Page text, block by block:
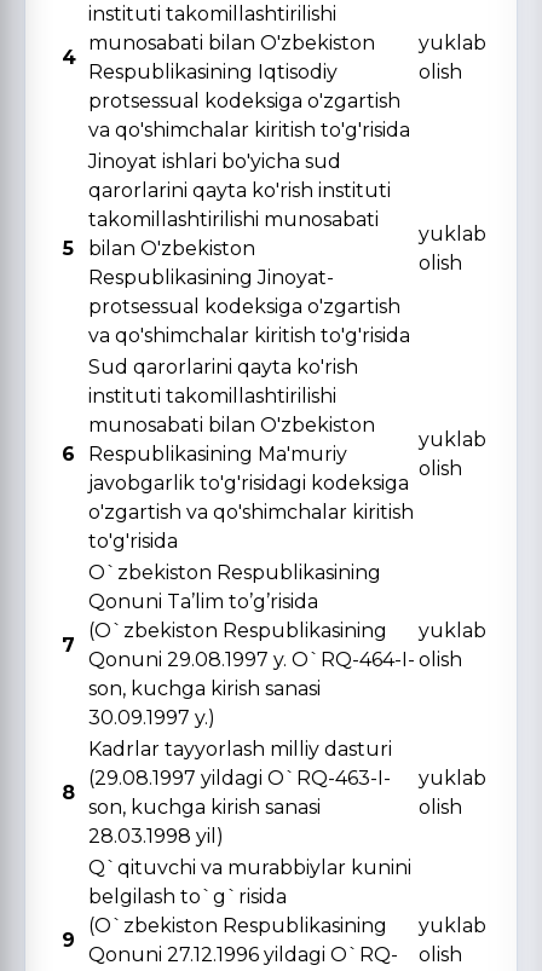
4
instituti takomillashtirilishi
munosabati bilan O'zbekiston
Respublikasining Iqtisodiy
protsessual kodeksiga o'zgartish
va qo'shimchalar kiritish to'g'risida
yuklab
olish
5
Jinoyat ishlari bo'yicha sud
qarorlarini qayta ko'rish instituti
takomillashtirilishi munosabati
bilan O'zbekiston
Respublikasining Jinoyat-
protsessual kodeksiga o'zgartish
va qo'shimchalar kiritish to'g'risida
yuklab
olish
6
Sud qarorlarini qayta ko'rish
instituti takomillashtirilishi
munosabati bilan O'zbekiston
Respublikasining Ma'muriy
javobgarlik to'g'risidagi kodeksiga
o'zgartish va qo'shimchalar kiritish
to'g'risida
yuklab
olish
7
O`zbekiston Respublikasining
Qonuni Ta’lim to’g’risida
(O`zbekiston Respublikasining
Qonuni 29.08.1997 y. O`RQ-464-I-
son, kuchga kirish sanasi
30.09.1997 y.)
yuklab
olish
8
Kadrlar tayyorlash milliy dasturi
(29.08.1997 yildagi O`RQ-463-I-
son, kuchga kirish sanasi
28.03.1998 yil)
yuklab
olish
9
Q`qituvchi va murabbiylar kunini
belgilash to`g`risida
(O`zbekiston Respublikasining
Qonuni 27.12.1996 yildagi O`RQ-
yuklab
olish